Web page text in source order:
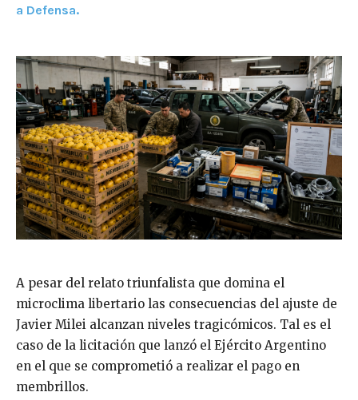
a Defensa.
A pesar del relato triunfalista que domina el
microclima libertario las consecuencias del ajuste de
Javier Milei alcanzan niveles tragicómicos. Tal es el
caso de la licitación que lanzó el Ejército Argentino
en el que se comprometió a realizar el pago en
membrillos.